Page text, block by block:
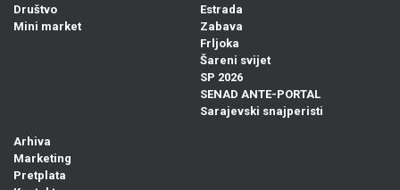
Društvo
Mini market
Estrada
Zabava
Frljoka
Šareni svijet
SP 2026
SENAD ANTE-PORTAL
Sarajevski snajperisti
Arhiva
Marketing
Pretplata